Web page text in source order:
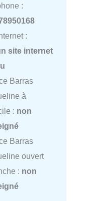
:
:
site internet
Barras
à
: non
Barras
ouvert
: non